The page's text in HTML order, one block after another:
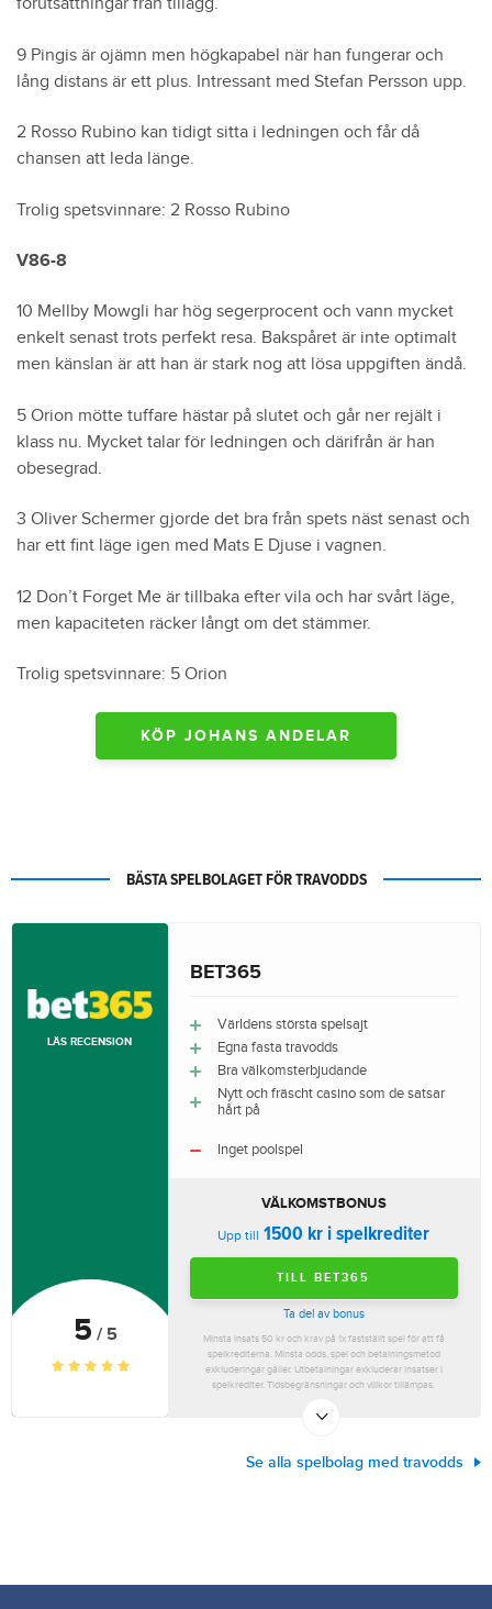
förutsättningar från tillägg.
9 Pingis är ojämn men högkapabel när han fungerar och
lång distans är ett plus. Intressant med Stefan Persson upp.
2 Rosso Rubino kan tidigt sitta i ledningen och får då
chansen att leda länge.
Trolig spetsvinnare: 2 Rosso Rubino
V86-8
10 Mellby Mowgli har hög segerprocent och vann mycket
enkelt senast trots perfekt resa. Bakspåret är inte optimalt
men känslan är att han är stark nog att lösa uppgiften ändå.
5 Orion mötte tuffare hästar på slutet och går ner rejält i
klass nu. Mycket talar för ledningen och därifrån är han
obesegrad.
3 Oliver Schermer gjorde det bra från spets näst senast och
har ett fint läge igen med Mats E Djuse i vagnen.
12 Don’t Forget Me är tillbaka efter vila och har svårt läge,
men kapaciteten räcker långt om det stämmer.
Trolig spetsvinnare: 5 Orion
KÖP JOHANS ANDELAR
BÄSTA SPELBOLAGET FÖR TRAVODDS
5 / 5
LÄS RECENSION
BET365
Världens största spelsajt
Egna fasta travodds
Bra välkomsterbjudande
Nytt och fräscht casino som de satsar
hårt på
Inget poolspel
VÄLKOMSTBONUS
Upp till 1500 kr i spelkrediter
TILL BET365
Ta del av bonus
Minsta insats 50 kr och krav på 1x fastställt spel för att få
spelkrediterna. Minsta odds, spel och betalningsmetod
exkluderingar gäller. Utbetalningar exkluderar insatser i
spelkrediter. Tidsbegränsningar och villkor tillämpas.
Se alla spelbolag med travodds